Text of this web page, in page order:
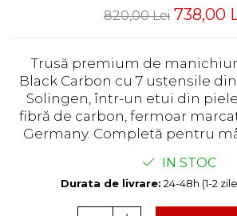
820,00 Lei 738,00
Trusă premium de
Black Carbon cu 7 ustensile
Solingen, într-un etui din
fibră de carbon, fermoar
Germany. Completă pentru
IN STOC
Durata de livrare: 24-48h (1-2